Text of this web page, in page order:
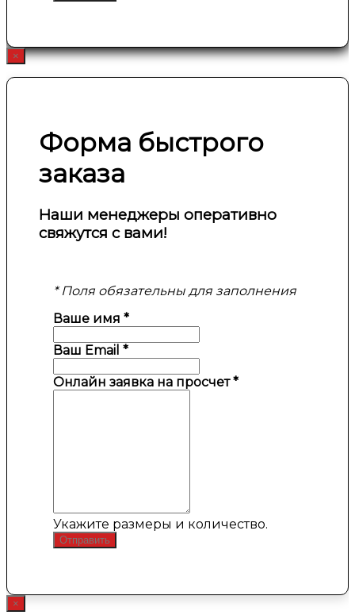
×
Форма быстрого
заказа
Наши менеджеры оперативно
свяжутся с вами!
* Поля обязательны для заполнения
Ваше имя *
Ваш Email *
Онлайн заявка на просчет*
Укажите размеры и количество.
Отправить
×